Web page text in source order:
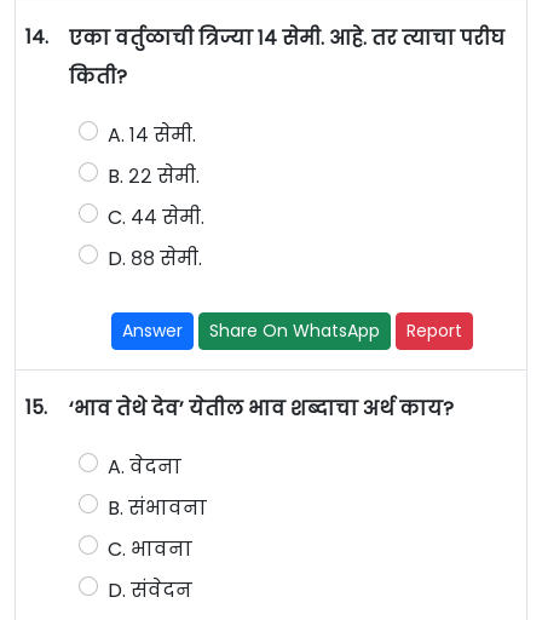
14.
एका वर्तुळाची त्रिज्या १४ सेमी. आहे. तर त्याचा परीघ
किती?
A. १४ सेमी.
B. २२ सेमी.
C. ४४ सेमी.
D. ८८ सेमी.
Answer Share On WhatsApp Report
15. ‘भाव तेथे देव’ येतील भाव शब्दाचा अर्थ काय?
A. वेदना
B. संभावना
C. भावना
D. संवेदन